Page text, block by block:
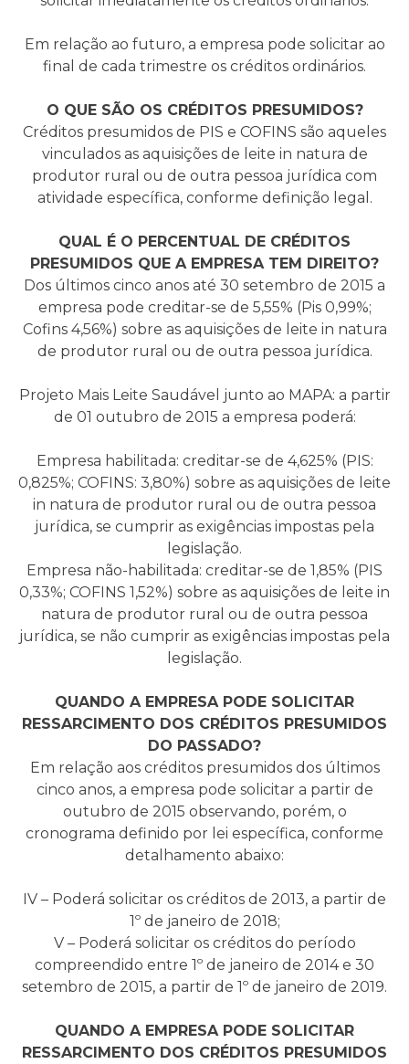
Em relação ao futuro, a empresa pode solicitar ao
final de cada trimestre os créditos ordinários.
O QUE SÃO OS CRÉDITOS PRESUMIDOS?
Créditos presumidos de PIS e COFINS são aqueles
vinculados as aquisições de leite in natura de
produtor rural ou de outra pessoa jurídica com
atividade específica, conforme definição legal.
QUAL É O PERCENTUAL DE CRÉDITOS
PRESUMIDOS QUE A EMPRESA TEM DIREITO?
Dos últimos cinco anos até 30 setembro de 2015 a
empresa pode creditar-se de 5,55% (Pis 0,99%;
Cofins 4,56%) sobre as aquisições de leite in natura
de produtor rural ou de outra pessoa jurídica.
Projeto Mais Leite Saudável junto ao MAPA: a partir
de 01 outubro de 2015 a empresa poderá:
Empresa habilitada: creditar-se de 4,625% (PIS:
0,825%; COFINS: 3,80%) sobre as aquisições de leite
in natura de produtor rural ou de outra pessoa
jurídica, se cumprir as exigências impostas pela
legislação.
Empresa não-habilitada: creditar-se de 1,85% (PIS
0,33%; COFINS 1,52%) sobre as aquisições de leite in
natura de produtor rural ou de outra pessoa
jurídica, se não cumprir as exigências impostas pela
legislação.
QUANDO A EMPRESA PODE SOLICITAR
RESSARCIMENTO DOS CRÉDITOS PRESUMIDOS
DO PASSADO?
Em relação aos créditos presumidos dos últimos
cinco anos, a empresa pode solicitar a partir de
outubro de 2015 observando, porém, o
cronograma definido por lei específica, conforme
detalhamento abaixo:
IV – Poderá solicitar os créditos de 2013, a partir de
1º de janeiro de 2018;
V – Poderá solicitar os créditos do período
compreendido entre 1º de janeiro de 2014 e 30
setembro de 2015, a partir de 1º de janeiro de 2019.
QUANDO A EMPRESA PODE SOLICITAR
RESSARCIMENTO DOS CRÉDITOS PRESUMIDOS